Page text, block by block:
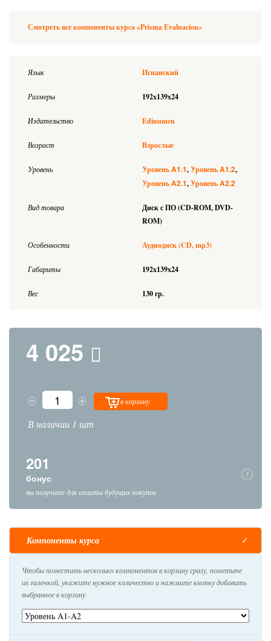
Смотреть все компоненты курса «Prisma Evaluacion»
Язык Испанский
Размеры 192x139x24
Издательство Edinumen
Возраст Взрослые
Уровень УровеньA1.1 УровеньA1.2
УровеньA2.1 УровеньA2.2
Вид товара
Диск с ПО (CD-ROM, DVD-
ROM)
Особенности Аудиодиск (CD, mp3)
Габариты 192x139x24
Вес 130 гр.
4 025
в корзину
В наличии 1 шт
201
бонус
вы получите для оплаты будущих покупок
Компоненты курса
Чтобы поместить несколько компонентов в корзину сразу, пометьте
их галочкой, укажите нужное количество и нажмите кнопку добавить
выбранное в корзину